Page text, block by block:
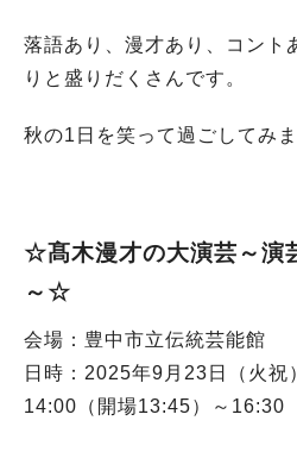
落語あり、漫才あり、コント
りと盛りだくさんです。
秋の1日を笑って過ごしてみ
☆髙木漫才の大演芸～演
～☆
会場：豊中市立伝統芸能館
日時：2025年9月23日（火祝
14:00（開場13:45）～16:30